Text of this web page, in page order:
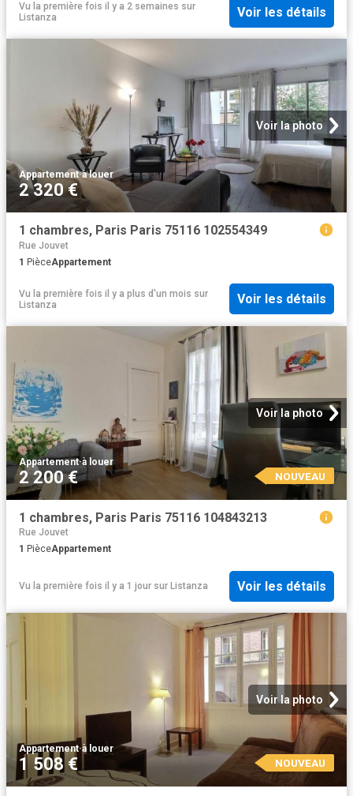
Vu la première fois il y a 2 semaines sur
Listanza
Voir les détails
Voir la photo
Appartement·à louer
2 320 €
1 chambres, Paris Paris 75116 102554349
Rue Jouvet
1 PièceAppartement
Vu la première fois il y a plus d'un mois sur
Listanza
Voir les détails
Voir la photo
Appartement·à louer
2 200 € NOUVEAU
1 chambres, Paris Paris 75116 104843213
Rue Jouvet
1 PièceAppartement
Vu la première fois il y a 1 jour sur Listanza Voir les détails
Voir la photo
Appartement·à louer
1 508 € NOUVEAU